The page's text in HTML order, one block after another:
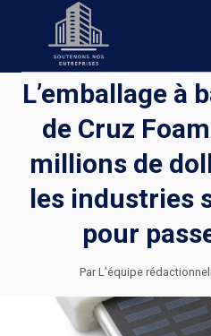
L’emballage à
de Cruz
millions de
les industries
pour
Par L'équipe